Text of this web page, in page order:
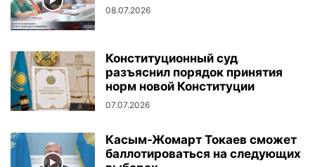
08.07.2026
Конституционный суд
разъяснил порядок принятия
норм новой Конституции
07.07.2026
Касым-Жомарт Токаев сможет
баллотироваться на следующих